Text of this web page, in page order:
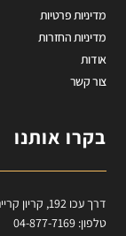
מדיניות פרטיות
מדיניות החזרות
אודות
צור קשר
בקרו אותנו
דרך עכו 192, קריון קריית ביאליק
טלפון: 04-877-7169